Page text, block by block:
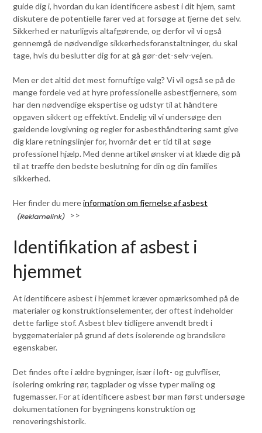
guide dig i, hvordan du kan identificere asbest i dit hjem, samt
diskutere de potentielle farer ved at forsøge at fjerne det selv.
Sikkerhed er naturligvis altafgørende, og derfor vil vi også
gennemgå de nødvendige sikkerhedsforanstaltninger, du skal
tage, hvis du beslutter dig for at gå gør-det-selv-vejen.
Men er det altid det mest fornuftige valg? Vi vil også se på de
mange fordele ved at hyre professionelle asbestfjernere, som
har den nødvendige ekspertise og udstyr til at håndtere
opgaven sikkert og effektivt. Endelig vil vi undersøge den
gældende lovgivning og regler for asbesthåndtering samt give
dig klare retningslinjer for, hvornår det er tid til at søge
professionel hjælp. Med denne artikel ønsker vi at klæde dig på
til at træffe den bedste beslutning for din og din families
sikkerhed.
Her finder du mereinformation om fjernelse af asbest
>>
Identifikation af asbest i
hjemmet
At identificere asbest i hjemmet kræver opmærksomhed på de
materialer og konstruktionselementer, der oftest indeholder
dette farlige stof. Asbest blev tidligere anvendt bredt i
byggematerialer på grund af dets isolerende og brandsikre
egenskaber.
Det findes ofte i ældre bygninger, især i loft- og gulvfliser,
isolering omkring rør, tagplader og visse typer maling og
fugemasser. For at identificere asbest bør man først undersøge
dokumentationen for bygningens konstruktion og
renoveringshistorik.